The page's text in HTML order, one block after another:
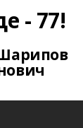
- 77!